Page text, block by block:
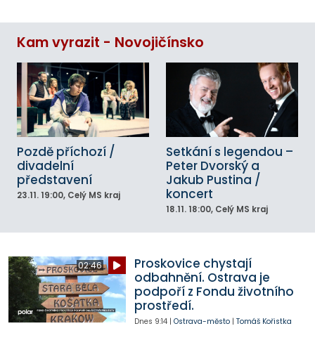
Kam vyrazit - Novojičínsko
Pozdě příchozí /
divadelní
představení
23.11. 19:00, Celý MS kraj
Setkání s legendou –
Peter Dvorský a
Jakub Pustina /
koncert
18.11. 18:00, Celý MS kraj
02:46
Proskovice chystají
odbahnění. Ostrava je
podpoří z Fondu životního
prostředí.
Dnes 9:14| Ostrava-město| Tomáš Kořistka